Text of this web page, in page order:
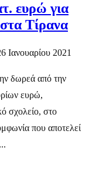
ευρώ για
Τίρανα
Ιανουαρίου 2021
δωρεά από την
ευρώ,
σχολείο, στο
που αποτελεί